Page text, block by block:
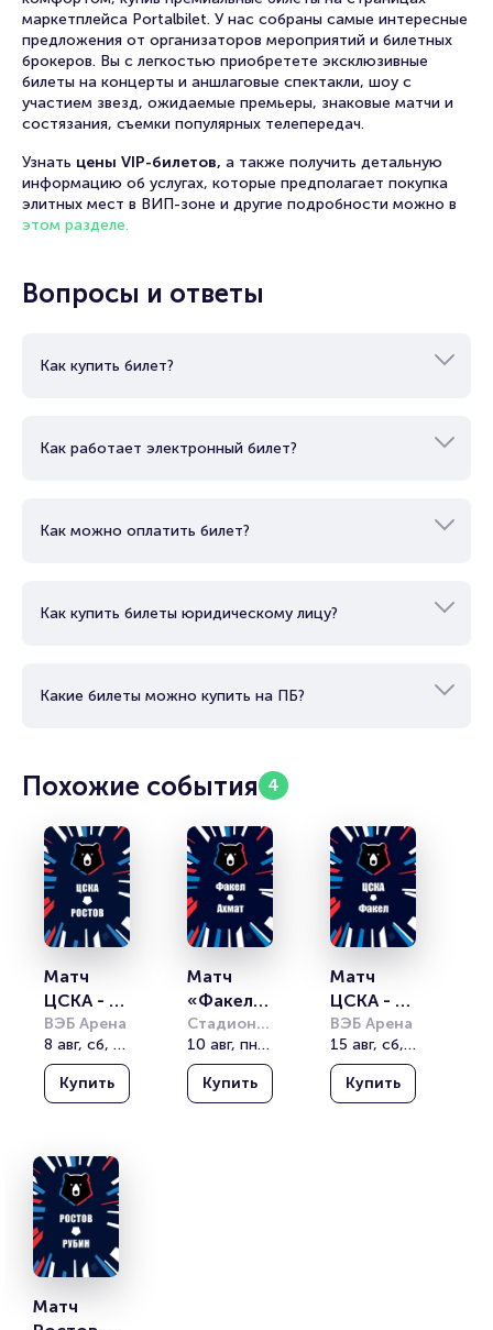
маркетплейса Portalbilet. У нас собраны самые интересные
предложения от организаторов мероприятий и билетных
брокеров. Вы с легкостью приобретете эксклюзивные
билеты на концерты и аншлаговые спектакли, шоу с
участием звезд, ожидаемые премьеры, знаковые матчи и
состязания, съемки популярных телепередач.
Узнать цены VIP-билетов, а также получить детальную
информацию об услугах, которые предполагает покупка
элитных мест в ВИП-зоне и другие подробности можно в
этом разделе.
Вопросы и ответы
Как купить билет?
Как работает электронный билет?
Как можно оплатить билет?
Как купить билеты юридическому лицу?
Какие билеты можно купить на ПБ?
Похожие события 4
Матч
ЦСКА -
Ростов.
Российск
ая
Премьер
ВЭБ Арена
8 авг, сб, 20:30
Купить
Матч
«Факел»
-
«Ахмат».
Российск
ая
Стадион
«Факел» 10 авг, пн, 19:30
Купить
Матч
ЦСКА -
Факел.
Российск
ая
Премьер
ВЭБ Арена
15 авг, сб, 16:15
Купить
Матч